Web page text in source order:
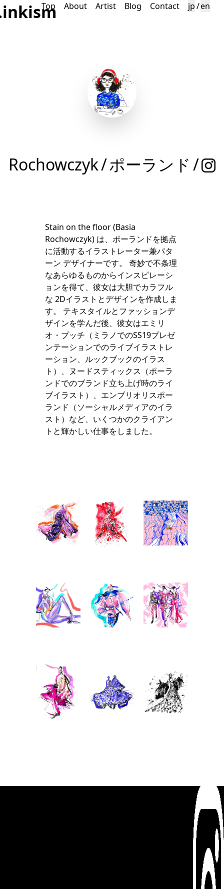
Top About Artist Blog Contact jp/en
Rochowczyk/ポーランド /
Stain on the floor (Basia
Rochowczyk) は、ポーランドを拠点
に活動するイラストレーター兼パタ
ーン デザイナーです。 奇妙で不条理
なあらゆるものからインスピレーシ
ョンを得て、彼女は大胆でカラフル
な 2Dイラストとデザインを作成しま
す。 テキスタイルとファッションデ
ザインを学んだ後、彼女はエミリ
オ・プッチ（ミラノでのSS19プレゼ
ンテーションでのライブイラストレ
ーション、ルックブックのイラス
ト）、ヌードスティックス（ポーラ
ンドでのブランド立ち上げ時のライ
ブイラスト）、エンブリオリスポー
ランド（ソーシャルメディアのイラ
スト）など、いくつかのクライアン
トと輝かしい仕事をしました。